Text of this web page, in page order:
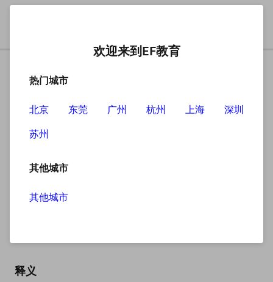
shaped
释义
欢迎来到EF教育
热门城市
北京 东莞 广州 杭州 上海
深圳
苏州
其他城市
其他城市